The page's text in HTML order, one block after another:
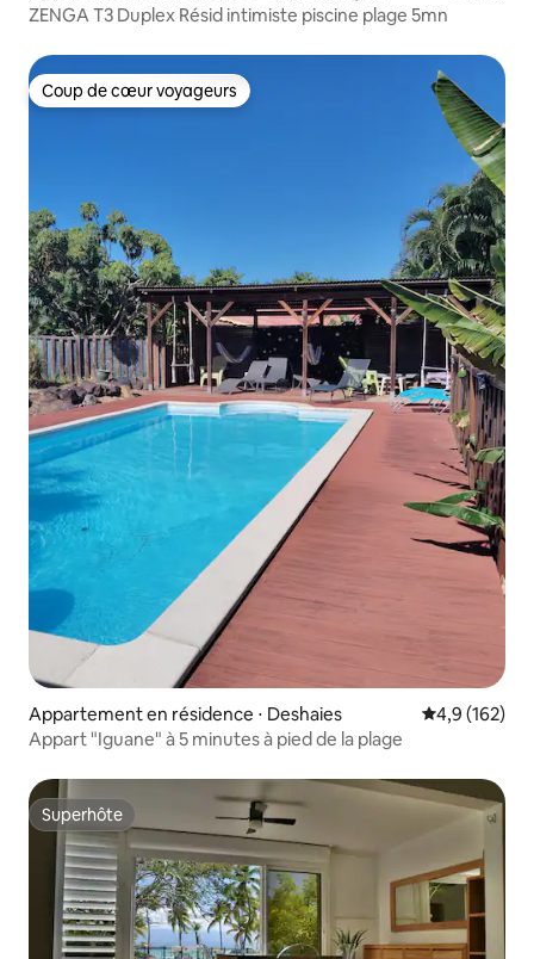
ZENGA T3 Duplex Résid intimiste piscine plage 5mn
Coup de cœur voyageurs
Coup de cœur voyageurs
Appartement en résidence ⋅ Deshaies Évaluation
4,9 (162)
Appart "Iguane" à 5 minutes à pied de la plage
Superhôte
Superhôte